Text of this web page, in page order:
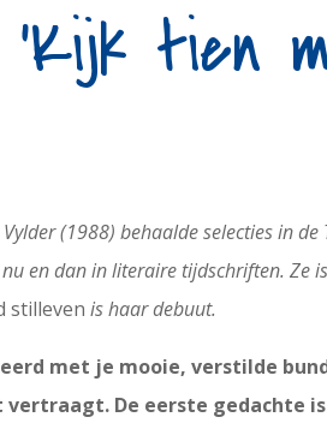
‘Kijk tien
(1988) behaalde selecties in
en dan in literaire tijdschriften. Ze
stilleven is haar debuut.
met je mooie, verstilde
De eerste gedachte